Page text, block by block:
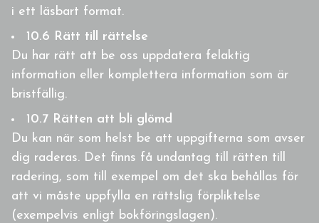
i ett läsbart format.
10.6 Rätt till rättelse
Du har rätt att be oss uppdatera felaktig
information eller komplettera information som är
bristfällig.
10.7 Rätten att bli glömd
Du kan när som helst be att uppgifterna som avser
dig raderas. Det finns få undantag till rätten till
radering, som till exempel om det ska behållas för
att vi måste uppfylla en rättslig förpliktelse
(exempelvis enligt bokföringslagen).